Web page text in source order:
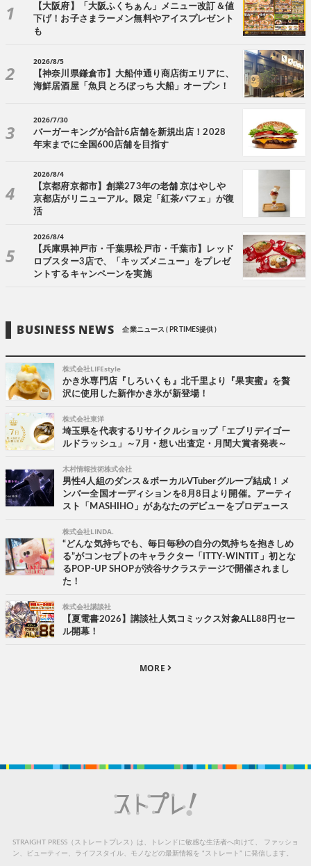
【大阪府】「大阪ふくちぁん」メニュー改訂＆値
下げ！お子さまラーメン無料やアイスプレゼント
も
2026/8/5
【神奈川県鎌倉市】大船仲通り商店街エリアに、
海鮮居酒屋「魚貝 とろぼっち 大船」オープン！
2026/7/30
バーガーキングが合計6店舗を新規出店！2028
年末までに全国600店舗を目指す
2026/8/4
【京都府京都市】創業273年の老舗 京はやしや
京都店がリニューアル。限定「紅茶パフェ」が復
活
2026/8/4
【兵庫県神戸市・千葉県松戸市・千葉市】レッド
ロブスター3店で、「キッズメニュー」をプレゼ
ントするキャンペーンを実施
BUSINESS NEWS 企業ニュース ( PR TIMES提供 )
株式会社LIFEstyle
かき氷専門店『しろいくも』北千里より『果実蜜』を贅
沢に使用した新作かき氷が新登場！
株式会社東洋
埼玉県を代表するリサイクルショップ「エブリデイゴー
ルドラッシュ」～7月・想い出査定・月間大賞者発表～
木村情報技術株式会社
男性4人組のダンス＆ボーカルVTuberグループ結成！メ
ンバー全国オーディションを8月8日より開催。アーティ
スト「MASHIHO」があなたのデビューをプロデュース
株式会社LINDA.
“どんな気持ちでも、毎日毎秒の自分の気持ちを抱きしめ
る”がコンセプトのキャラクター「ITTY-WINTIT」初とな
るPOP-UP SHOPが渋谷サクラステージで開催されまし
た！
株式会社講談社
【夏電書2026】講談社人気コミックス対象ALL88円セー
ル開幕！
MORE
STRAIGHT PRESS（ストレートプレス）は、トレンドに敏感な生活者へ向けて、
ファッショ
ン、ビューティー、ライフスタイル、モノなどの最新情報を “ストレート” に発信します。